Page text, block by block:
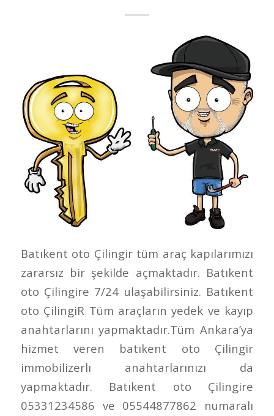
Batıkent oto Çilingir tüm araç kapılarımızı
zararsız bir şekilde açmaktadır. Batıkent
oto Çilingire 7/24 ulaşabilirsiniz. Batıkent
oto ÇilingiR Tüm araçların yedek ve kayıp
anahtarlarını yapmaktadır.Tüm Ankara’ya
hizmet veren batıkent oto Çilingir
immobilizerlı anahtarlarınızı da
yapmaktadır. Batıkent oto Çilingire
05331234586 ve 05544877862 numaralı